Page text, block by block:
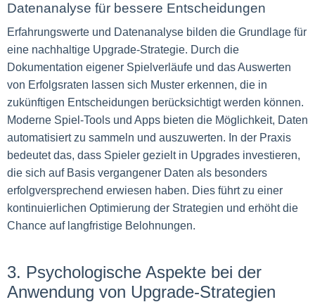
Datenanalyse für bessere Entscheidungen
Erfahrungswerte und Datenanalyse bilden die Grundlage für
eine nachhaltige Upgrade-Strategie. Durch die
Dokumentation eigener Spielverläufe und das Auswerten
von Erfolgsraten lassen sich Muster erkennen, die in
zukünftigen Entscheidungen berücksichtigt werden können.
Moderne Spiel-Tools und Apps bieten die Möglichkeit, Daten
automatisiert zu sammeln und auszuwerten. In der Praxis
bedeutet das, dass Spieler gezielt in Upgrades investieren,
die sich auf Basis vergangener Daten als besonders
erfolgversprechend erwiesen haben. Dies führt zu einer
kontinuierlichen Optimierung der Strategien und erhöht die
Chance auf langfristige Belohnungen.
3. Psychologische Aspekte bei der
Anwendung von Upgrade-Strategien